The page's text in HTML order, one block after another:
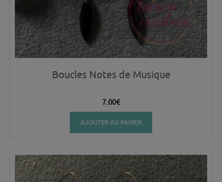
Boucles Notes de Musique
7.00€
AJOUTER AU PANIER